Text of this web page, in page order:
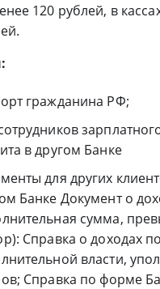
120 рублей, в
гражданина РФ;
в другом Банке
для других
Банке Документ о
сумма,
Справка о доходах
власти,
Справка по форме